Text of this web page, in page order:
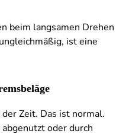
beim langsamen Drehen
ist eine
Zeit. Das ist normal.
oder durch